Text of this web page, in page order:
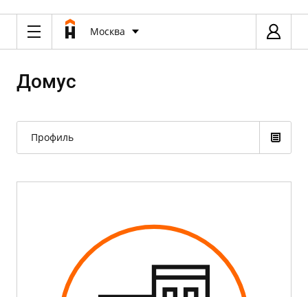
Москва
Домус
Профиль